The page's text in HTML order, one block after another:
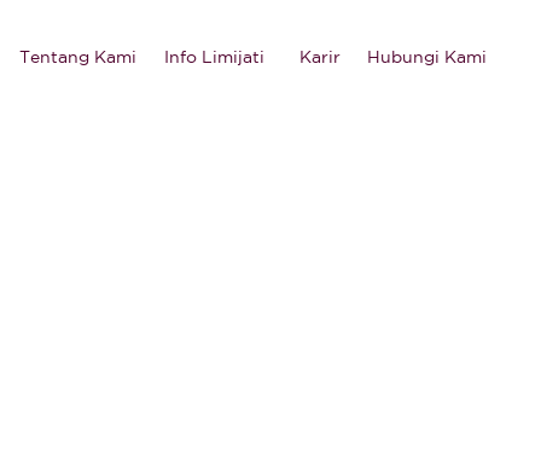
Tentang Kami Info Limijati Karir Hubungi Kami